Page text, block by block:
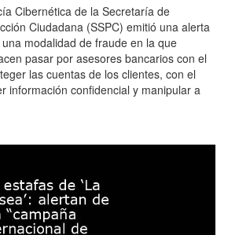
Cibernética de la Secretaría de
Ciudadana (SSPC) emitió una alerta
modalidad de fraude en la que
pasar por asesores bancarios con el
las cuentas de los clientes, con el
información confidencial y manipular a